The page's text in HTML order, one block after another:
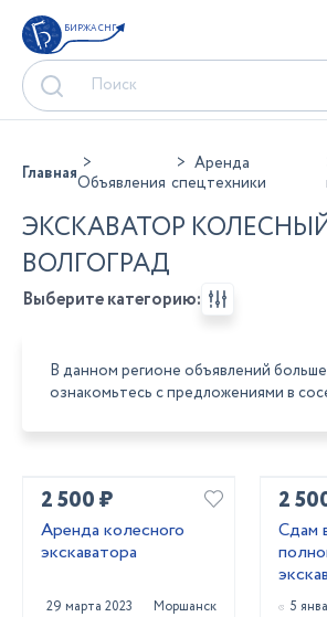
БИРЖА СНГ
ГлавнаяОбъявления
Аренда
спецтехники
ЭКСКАВАТОР
ВОЛГОГРАД
Выберите категорию:
В данном регионе объявлений
ознакомьтесь с предложениями в
2 500 ₽
Аренда колесного
экскаватора
29 марта 2023 Моршанск
2
Сдам
5